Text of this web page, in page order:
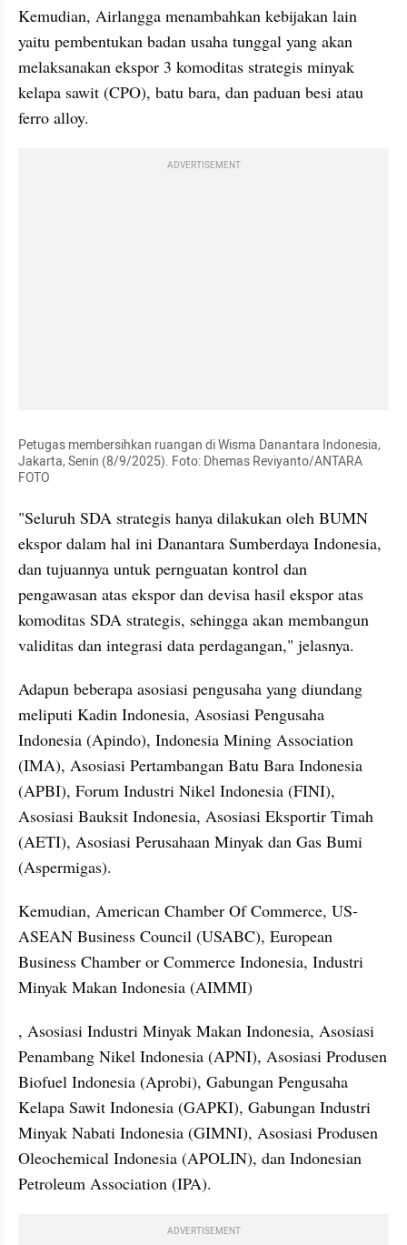
Kemudian, Airlangga menambahkan kebijakan lain
yaitu pembentukan badan usaha tunggal yang akan
melaksanakan ekspor 3 komoditas strategis minyak
kelapa sawit (CPO), batu bara, dan paduan besi atau
ferro alloy.
ADVERTISEMENT
Petugas membersihkan ruangan di Wisma Danantara Indonesia,
Jakarta, Senin (8/9/2025). Foto: Dhemas Reviyanto/ANTARA
FOTO
"Seluruh SDA strategis hanya dilakukan oleh BUMN
ekspor dalam hal ini Danantara Sumberdaya Indonesia,
dan tujuannya untuk pernguatan kontrol dan
pengawasan atas ekspor dan devisa hasil ekspor atas
komoditas SDA strategis, sehingga akan membangun
validitas dan integrasi data perdagangan," jelasnya.
Adapun beberapa asosiasi pengusaha yang diundang
meliputi Kadin Indonesia, Asosiasi Pengusaha
Indonesia (Apindo), Indonesia Mining Association
(IMA), Asosiasi Pertambangan Batu Bara Indonesia
(APBI), Forum Industri Nikel Indonesia (FINI),
Asosiasi Bauksit Indonesia, Asosiasi Eksportir Timah
(AETI), Asosiasi Perusahaan Minyak dan Gas Bumi
(Aspermigas).
Kemudian, American Chamber Of Commerce, ⁠US-
ASEAN Business Council (USABC), European
Business Chamber or Commerce Indonesia, Industri
Minyak Makan Indonesia (AIMMI)
, Asosiasi Industri Minyak Makan Indonesia, Asosiasi
Penambang Nikel Indonesia (APNI), Asosiasi Produsen
Biofuel Indonesia (Aprobi), Gabungan Pengusaha
Kelapa Sawit Indonesia (GAPKI), Gabungan Industri
Minyak Nabati Indonesia (GIMNI), Asosiasi Produsen
Oleochemical Indonesia (APOLIN), dan ⁠Indonesian
Petroleum Association (IPA).
ADVERTISEMENT